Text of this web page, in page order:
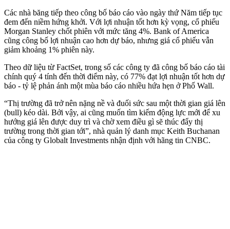
Các nhà băng tiếp theo công bố báo cáo vào ngày thứ Năm tiếp tục
đem đến niềm hứng khởi. Với lợi nhuận tốt hơn kỳ vọng, cổ phiếu
Morgan Stanley chốt phiên với mức tăng 4%. Bank of America
cũng công bố lợi nhuận cao hơn dự báo, nhưng giá cổ phiếu vẫn
giảm khoảng 1% phiên này.
Theo dữ liệu từ FactSet, trong số các công ty đã công bố báo cáo tài
chính quý 4 tính đến thời điểm này, có 77% đạt lợi nhuận tốt hơn dự
báo - tỷ lệ phản ánh một mùa báo cáo nhiều hứa hẹn ở Phố Wall.
“Thị trường đã trở nên nặng nề và đuối sức sau một thời gian giá lên
(bull) kéo dài. Bởi vậy, ai cũng muốn tìm kiếm động lực mới để xu
hướng giá lên được duy trì và chờ xem điều gì sẽ thúc đẩy thị
trường trong thời gian tới”, nhà quản lý danh mục Keith Buchanan
của công ty Globalt Investments nhận định với hãng tin CNBC.